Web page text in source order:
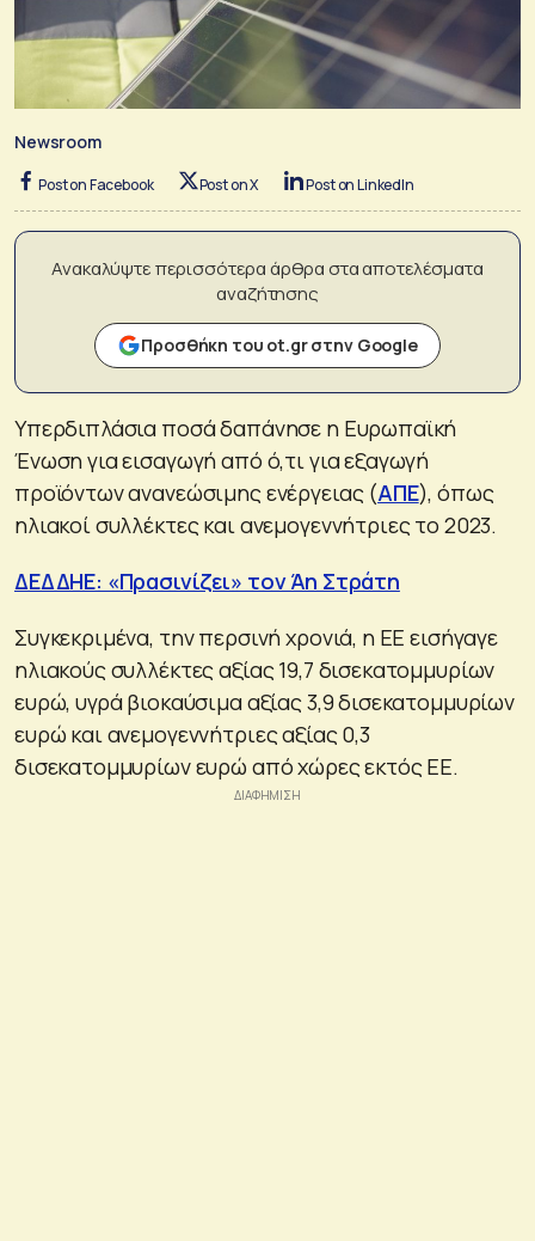
Newsroom
Post on Facebook Post on X Post on LinkedIn
Ανακαλύψτε περισσότερα άρθρα στα αποτελέσματα
αναζήτησης
Προσθήκη του ot.gr στην Google
Yπερδιπλάσια ποσά δαπάνησε η Ευρωπαϊκή
Ένωση για εισαγωγή από ό,τι για εξαγωγή
προϊόντων ανανεώσιμης ενέργειας (ΑΠΕ), όπως
ηλιακοί συλλέκτες και ανεμογεννήτριες το 2023.
ΔΕΔΔΗΕ: «Πρασινίζει» τον Άη Στράτη
Συγκεκριμένα, την περσινή χρονιά, η ΕΕ εισήγαγε
ηλιακούς συλλέκτες αξίας 19,7 δισεκατομμυρίων
ευρώ, υγρά βιοκαύσιμα αξίας 3,9 δισεκατομμυρίων
ευρώ και ανεμογεννήτριες αξίας 0,3
δισεκατομμυρίων ευρώ από χώρες εκτός ΕΕ.